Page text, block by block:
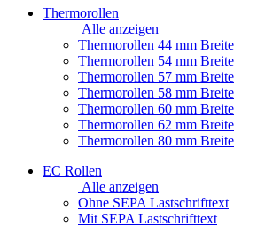
Thermorollen
Alle anzeigen
Thermorollen 44 mm Breite
Thermorollen 54 mm Breite
Thermorollen 57 mm Breite
Thermorollen 58 mm Breite
Thermorollen 60 mm Breite
Thermorollen 62 mm Breite
Thermorollen 80 mm Breite
EC Rollen
Alle anzeigen
Ohne SEPA Lastschrifttext
Mit SEPA Lastschrifttext